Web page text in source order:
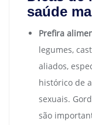
saúde
Prefira
legumes,
aliados,
histórico de
sexuais.
são